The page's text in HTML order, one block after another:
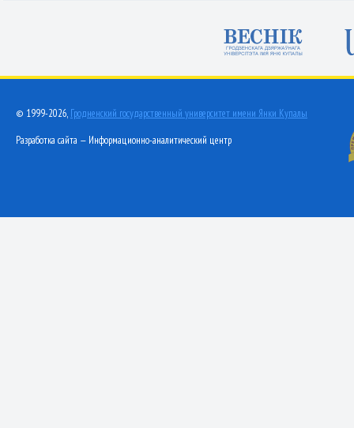
© 1999-2026, Гродненский государственный университет имени Янки Купалы
Разработка сайта — Информационно-аналитический центр